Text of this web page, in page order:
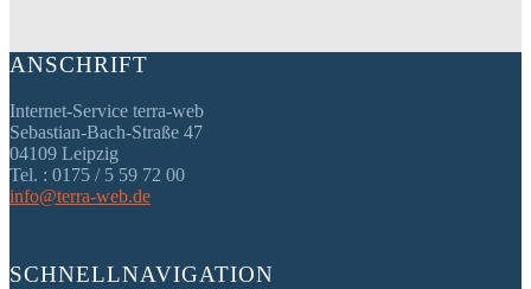
ANSCHRIFT
Internet-Service terra-web
Sebastian-Bach-Straße 47
04109 Leipzig
Tel. : 0175 / 5 59 72 00
info@terra-web.de
SCHNELLNAVIGATION